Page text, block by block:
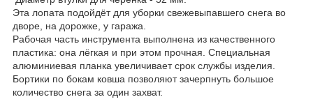
Эта лопата подойдёт для уборки свежевыпавшего снега во
дворе, на дорожке, у гаража.
Рабочая часть инструмента выполнена из качественного
пластика: она лёгкая и при этом прочная. Специальная
алюминиевая планка увеличивает срок службы изделия.
Бортики по бокам ковша позволяют зачерпнуть большое
количество снега за один захват.